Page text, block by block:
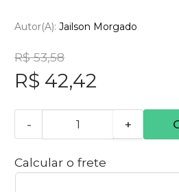
Autor(a): Jailson Morgado
R$ 53,58
R$ 42,42
- +
Calcular o frete